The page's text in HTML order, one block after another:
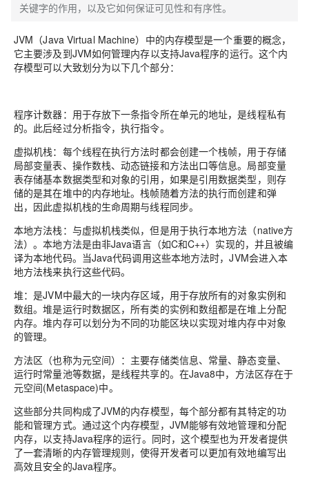
关键字的作用，以及它如何保证可见性和有序性。
JVM（Java Virtual Machine）中的内存模型是一个重要的概念，
它主要涉及到JVM如何管理内存以支持Java程序的运行。这个内
存模型可以大致划分为以下几个部分：
程序计数器：用于存放下一条指令所在单元的地址，是线程私有
的。此后经过分析指令，执行指令。
虚拟机栈：每个线程在执行方法时都会创建一个栈帧，用于存储
局部变量表、操作数栈、动态链接和方法出口等信息。局部变量
表存储基本数据类型和对象的引用，如果是引用数据类型，则存
储的是其在堆中的内存地址。栈帧随着方法的执行而创建和弹
出，因此虚拟机栈的生命周期与线程同步。
本地方法栈：与虚拟机栈类似，但是用于执行本地方法（native方
法）。本地方法是由非Java语言（如C和C++）实现的，并且被编
译为本地代码。当Java代码调用这些本地方法时，JVM会进入本
地方法栈来执行这些代码。
堆：是JVM中最大的一块内存区域，用于存放所有的对象实例和
数组。堆是运行时数据区，所有类的实例和数组都是在堆上分配
内存。堆内存可以划分为不同的功能区块以实现对堆内存中对象
的管理。
方法区（也称为元空间）：主要存储类信息、常量、静态变量、
运行时常量池等数据，是线程共享的。在Java8中，方法区存在于
元空间(Metaspace)中。
这些部分共同构成了JVM的内存模型，每个部分都有其特定的功
能和管理方式。通过这个内存模型，JVM能够有效地管理和分配
内存，以支持Java程序的运行。同时，这个模型也为开发者提供
了一套清晰的内存管理规则，使得开发者可以更加有效地编写出
高效且安全的Java程序。